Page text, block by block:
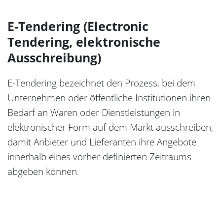
E-Tendering (Electronic
Tendering, elektronische
Ausschreibung)
E-Tendering bezeichnet den Prozess, bei dem
Unternehmen oder öffentliche Institutionen ihren
Bedarf an Waren oder Dienstleistungen in
elektronischer Form auf dem Markt ausschreiben,
damit Anbieter und Lieferanten ihre Angebote
innerhalb eines vorher definierten Zeitraums
abgeben können.